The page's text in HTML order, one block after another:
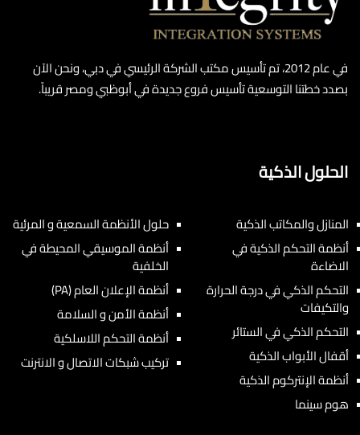
في عام 2012، تم تأسيس مكتب الشركة الرئيسي في دبي، ونحن الآن
بصدد خطتنا التوسعية تأسيس فروع جديدة في أبوظبي ومصر قريباً.
الحلول الذكية
المنازل والمكاتب الذكية
أنظمة التحكم الذكية في
الاضاءة
التحكم الذكي في درجة الحرارة
والتكيفات
التحكم الذكي في الستائر
أقفال الأبواب الذكية
أنظمة الإنتركوم الذكية
هوم سينما
حلول الأنظمة السمعية و المرئية
أنظمة الموسيقي المحيطة في
الخلفية
أنظمة الإعلان العام (PA)
أنظمة الأمن و السلامة
أنظمة التحكم اللاسلكية
تركيب شبكات الاتصال و الانترنت